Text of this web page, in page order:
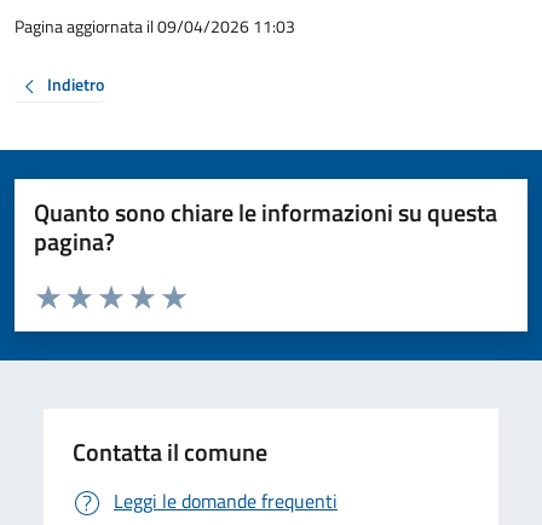
Pagina aggiornata il 09/04/2026 11:03
Indietro
Quanto sono chiare le informazioni su questa
pagina?
Valuta da 1 a 5 stelle la pagina
Valuta 5 stelle su 5
Valuta 4 stelle su 5
Valuta 3 stelle su 5
Valuta 2 stelle su 5
Valuta 1 stelle su 5
Contatta il comune
Leggi le domande frequenti